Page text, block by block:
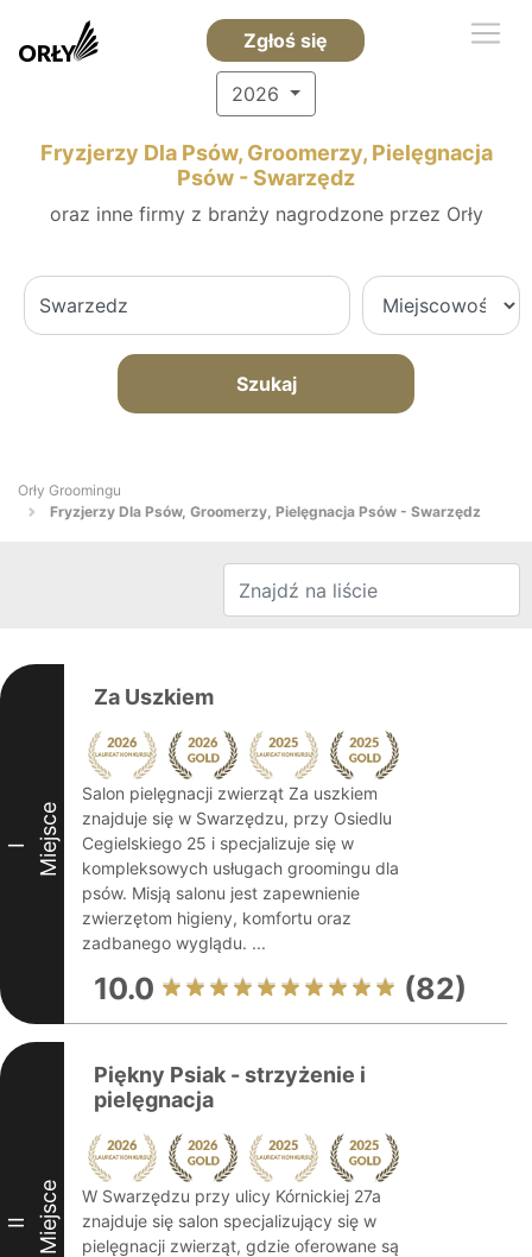
Zgłoś się
2026
Fryzjerzy Dla Psów, Groomerzy, Pielęgnacja
Psów - Swarzędz
oraz inne firmy z branży nagrodzone przez Orły
Szukaj
Orły Groomingu
Fryzjerzy Dla Psów, Groomerzy, Pielęgnacja Psów - Swarzędz
I Miejsce
Za Uszkiem
Salon pielęgnacji zwierząt Za uszkiem
znajduje się w Swarzędzu, przy Osiedlu
Cegielskiego 25 i specjalizuje się w
kompleksowych usługach groomingu dla
psów. Misją salonu jest zapewnienie
zwierzętom higieny, komfortu oraz
zadbanego wyglądu. ...
10.0 (82)
II Miejsce
Piękny Psiak - strzyżenie i
pielęgnacja
W Swarzędzu przy ulicy Kórnickiej 27a
znajduje się salon specjalizujący się w
pielęgnacji zwierząt, gdzie oferowane są